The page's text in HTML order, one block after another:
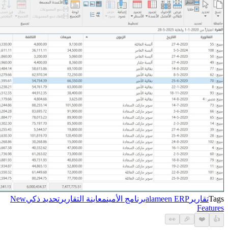
Tagsتقارير alameen ERPبرنامج الأمينمعاينة التقارير تحديد ذكيNew
Features
👍
❤️
🎉
👀